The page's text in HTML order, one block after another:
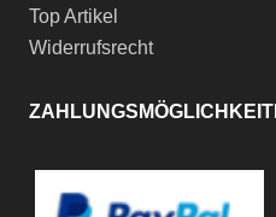
Top Artikel
Widerrufsrecht